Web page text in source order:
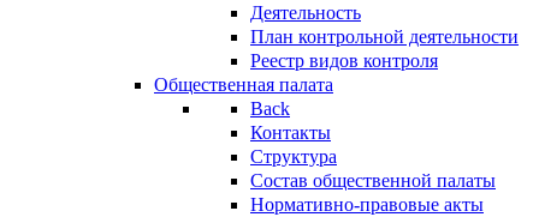
Деятельность
План контрольной деятельности
Реестр видов контроля
Общественная палата
Back
Контакты
Структура
Состав общественной палаты
Нормативно-правовые акты